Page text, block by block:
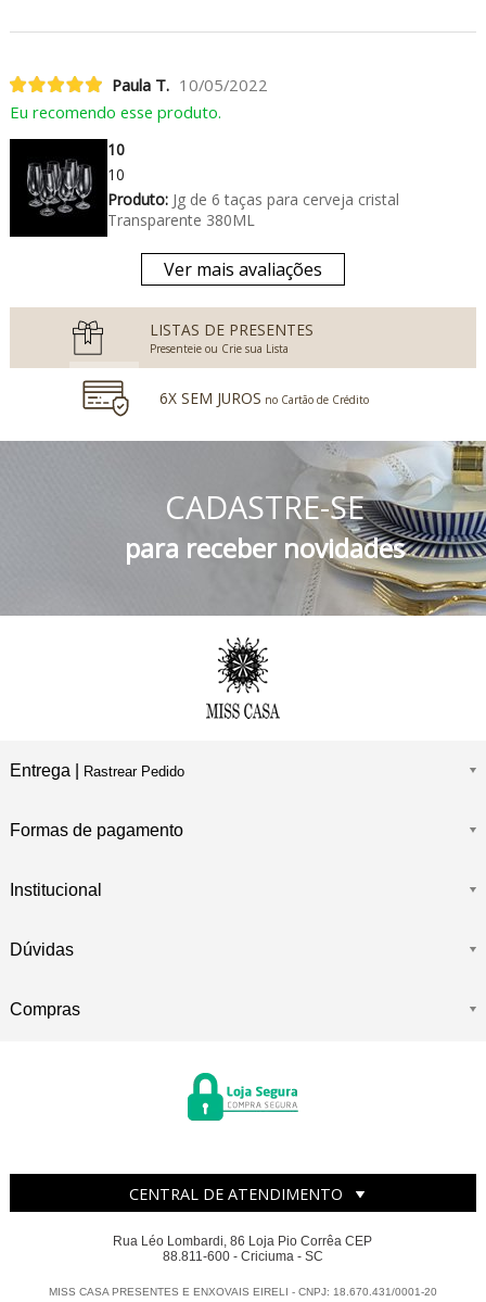
Paula T. 10/05/2022
Eu recomendo esse produto.
10
10
Produto:Jg de 6 taças para cerveja cristal
Transparente 380ML
Ver mais avaliações
LISTAS DE PRESENTES
Presenteie ou Crie sua Lista
6X SEM JUROS no Cartão de Crédito
no Boleto Bancário e PIX
FRETE GRÁTIS Consulte o Regulamento
CADASTRE-SE
para receber novidades
Entrega | Rastrear Pedido
Formas de pagamento
Institucional
Dúvidas
Compras
CENTRAL DE ATENDIMENTO
Rua Léo Lombardi, 86 Loja Pio Corrêa CEP
88.811-600 - Criciuma - SC
MISS CASA PRESENTES E ENXOVAIS EIRELI - CNPJ: 18.670.431/0001-20